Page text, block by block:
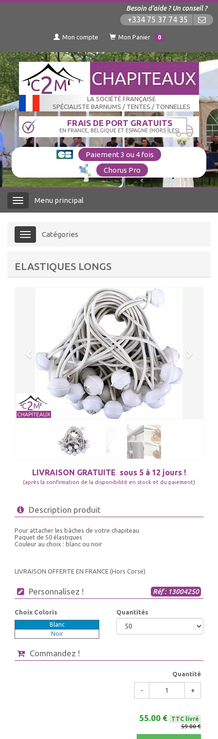
Besoin d'aide ? Un conseil ?
+334 75 37 74 35
Mon compte Mon Panier 0
LA SOCIÉTÉ FRANÇAISE
SPÉCIALISTE BARNUMS / TENTES / TONNELLES
FRAIS DE PORT GRATUITS
EN FRANCE, BELGIQUE ET ESPAGNE (HORS ÎLES)
Paiement 3 ou 4 fois
Chorus Pro
Menu Menu principal
Menu Catégories
ELASTIQUES LONGS
LIVRAISON GRATUITE sous 5 à 12 jours !
(après la confirmation de la disponibilité en stock et du paiement)
Description produit
Pour attacher les bâches de votre chapiteau
Paquet de 50 élastiques
Couleur au choix : blanc ou noir
LIVRAISON OFFERTE EN FRANCE (Hors Corse)
Personnalisez ! Réf : 13004250
Choix Coloris
Blanc
Noir
Quantités
Commandez !
Quantité
- +
55.00 €
TTC livré
59.00 €